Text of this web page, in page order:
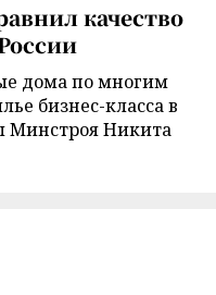
качество
дома по многим
бизнес-класса в
Минстроя Никита